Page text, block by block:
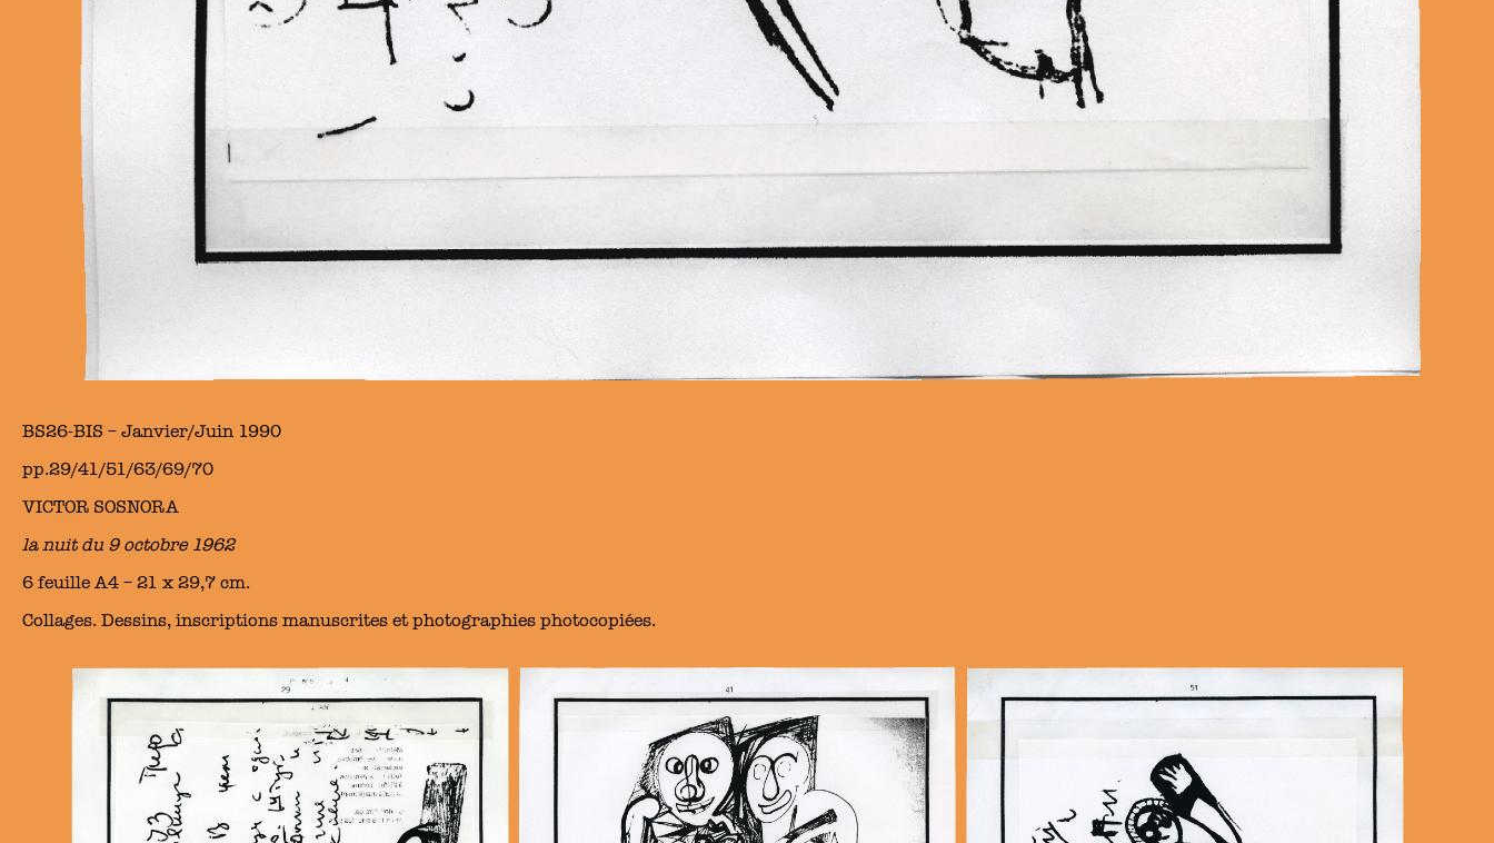
BS26-BIS – Janvier/Juin 1990
pp.29/41/51/63/69/70
VICTOR SOSNORA
la nuit du 9 octobre 1962
6 feuille A4 – 21 x 29,7 cm.
Collages. Dessins, inscriptions manuscrites et photographies photocopiées.